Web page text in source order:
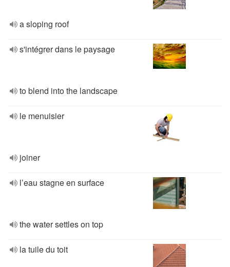
a sloping roof
s'intégrer dans le paysage
to blend into the landscape
le menuisier
joiner
l’eau stagne en surface
the water settles on top
la tuile du toit